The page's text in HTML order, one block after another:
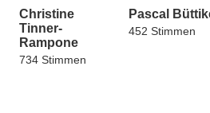
Christine
Tinner-
Rampone
734 Stimmen
Pascal
452 Stimmen